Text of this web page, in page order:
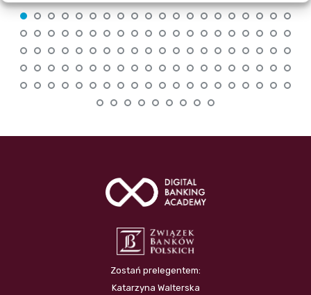
Zostań prelegentem:
Katarzyna Walterska